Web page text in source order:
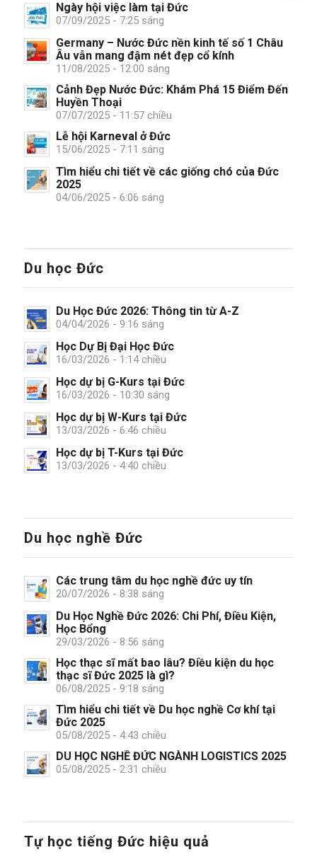
Ngày hội việc làm tại Đức
07/09/2025 - 7:25 sáng
Germany – Nước Đức nền kinh tế số 1 Châu
Âu vẫn mang đậm nét đẹp cổ kính
11/08/2025 - 12:00 sáng
Cảnh Đẹp Nước Đức: Khám Phá 15 Điểm Đến
Huyền Thoại
07/07/2025 - 11:57 chiều
Lễ hội Karneval ở Đức
15/06/2025 - 7:11 sáng
Tìm hiểu chi tiết về các giống chó của Đức
2025
04/06/2025 - 6:06 sáng
Du học Đức
Du Học Đức 2026: Thông tin từ A-Z
04/04/2026 - 9:16 sáng
Học Dự Bị Đại Học Đức
16/03/2026 - 1:14 chiều
Học dự bị G-Kurs tại Đức
16/03/2026 - 10:30 sáng
Học dự bị W-Kurs tại Đức
13/03/2026 - 6:46 chiều
Học dự bị T-Kurs tại Đức
13/03/2026 - 4:40 chiều
Du học nghề Đức
Các trung tâm du học nghề đức uy tín
20/07/2026 - 8:38 sáng
Du Học Nghề Đức 2026: Chi Phí, Điều Kiện,
Học Bổng
29/03/2026 - 8:56 sáng
Học thạc sĩ mất bao lâu? Điều kiện du học
thạc sĩ Đức 2025 là gì?
06/08/2025 - 9:18 sáng
Tìm hiểu chi tiết về Du học nghề Cơ khí tại
Đức 2025
05/08/2025 - 4:43 chiều
DU HỌC NGHỀ ĐỨC NGÀNH LOGISTICS 2025
05/08/2025 - 2:31 chiều
Tự học tiếng Đức hiệu quả